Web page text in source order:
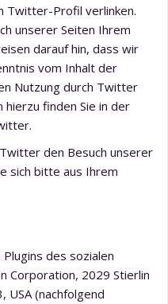
Twitter-Profil verlinken.
unserer Seiten Ihrem
darauf hin, dass wir
vom Inhalt der
Nutzung durch Twitter
finden Sie in der
den Besuch unserer
sich bitte aus Ihrem
des sozialen
Corporation, 2029 Stierlin
USA (nachfolgend